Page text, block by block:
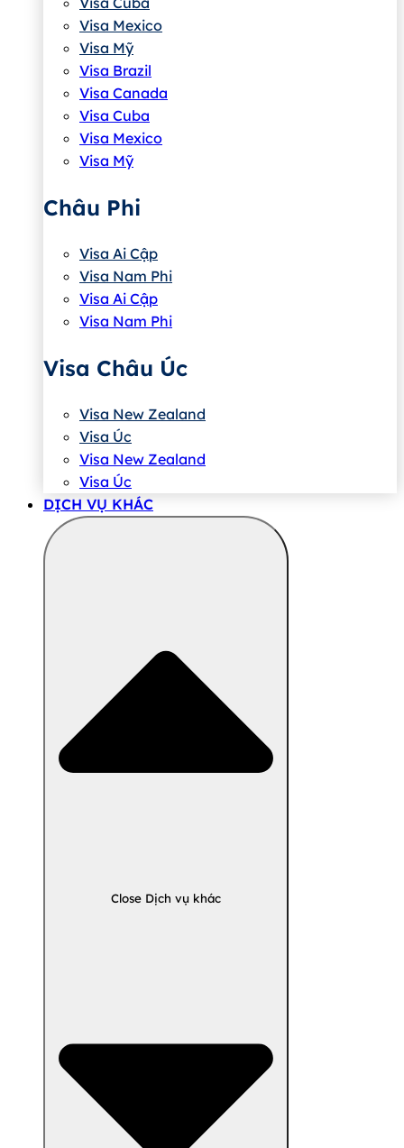
Visa Mexico
Visa Mỹ
Visa Brazil
Visa Canada
Visa Cuba
Visa Mexico
Visa Mỹ
Châu Phi
Visa Ai Cập
Visa Nam Phi
Visa Ai Cập
Visa Nam Phi
Visa Châu Úc
Visa New Zealand
Visa Úc
Visa New Zealand
Visa Úc
DỊCH VỤ KHÁC
Close Dịch vụ khác